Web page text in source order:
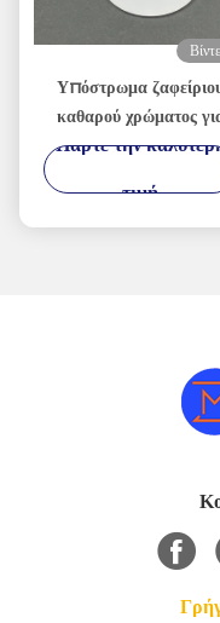
Υπόστρωμα
καθαρού χρώματος
επεξεργασία
Πάρτε την
τιμή